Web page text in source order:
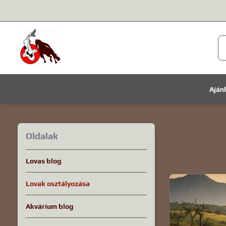
Oldalak
Lovas blog
Lovak osztályozása
Akvárium blog